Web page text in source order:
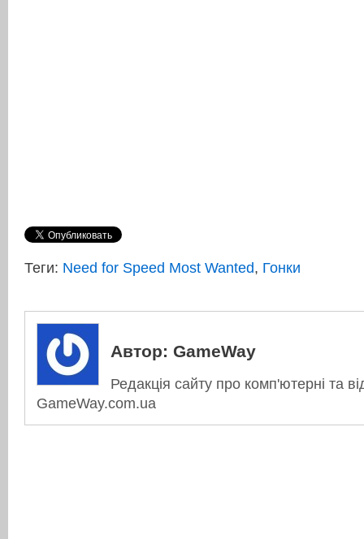
Теги: Need for Speed Most Wanted, Гонки
Автор: GameWay
Редакція сайту про комп'ютерні та
GameWay.com.ua